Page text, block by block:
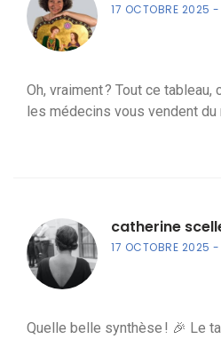
17 OCTOBRE 2025
Oh, vraiment ? Tout ce tableau,
les médecins vous vendent du
catherine
17 OCTOBRE 2025
Quelle belle synthèse ! 🎉 Le